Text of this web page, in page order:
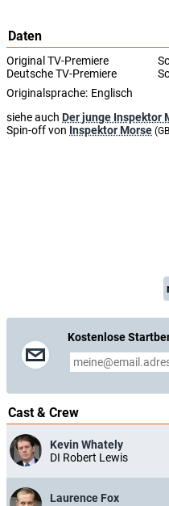
Daten
Original TV-Premiere
Deutsche TV-Premiere
Originalsprache: Englisch
siehe auch Der junge Inspektor
Spin-off von Inspektor Morse
Kostenlose
Cast & Crew
Kevin Whately
DI Robert Lewis
Laurence Fox